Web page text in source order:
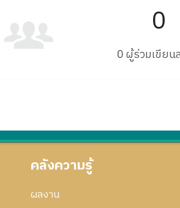
0
0 ผู้ร่วมเขียน
คลังความรู้
ผลงาน